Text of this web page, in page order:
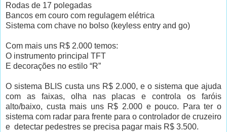
Rodas de 17 polegadas
Bancos em couro com regulagem elétrica
Sistema com chave no bolso (keyless entry and go)
Com mais uns R$ 2.000 temos:
O instrumento principal TFT
E decorações no estilo “R”
O sistema BLIS custa uns R$ 2.000, e o sistema que ajuda
com as faixas, olha nas placas e controla os faróis
alto/baixo, custa mais uns R$ 2.000 e pouco. Para ter o
sistema com radar para frente para o controlador de cruzeiro
e detectar pedestres se precisa pagar mais R$ 3.500.